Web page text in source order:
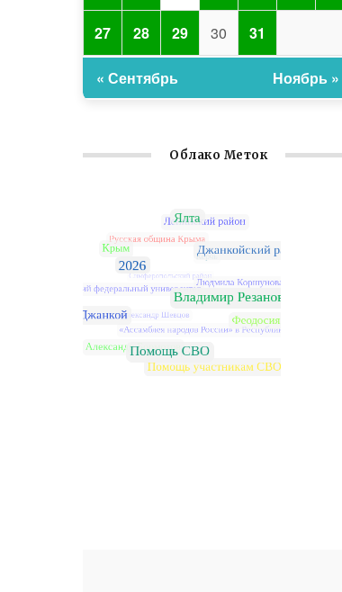
27 28 29 30 31
« Сентябрь Ноябрь »
Облако Меток